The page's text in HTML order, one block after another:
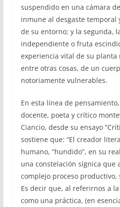
suspendido en una cámara
inmune al desgaste temporal
de su entorno; y la segunda,
independiente o fruta
experiencia vital de su planta
entre otras cosas, de un
notoriamente vulnerables.
En esta línea de
docente, poeta y crítico
Ciancio, desde su ensayo
sostiene que: “El creador
humano, “hundido”, en su
una constelación sígnica que
complejo proceso productivo,
Es decir que, al referirnos a
como una práctica, (en